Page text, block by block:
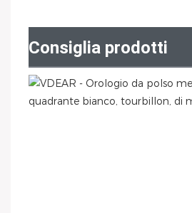
Consiglia prodotti